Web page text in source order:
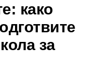
како
за